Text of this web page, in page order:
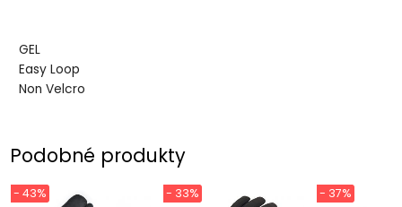
GEL
Easy Loop
Non Velcro
Podobné produkty
- 43% - 33% - 37%